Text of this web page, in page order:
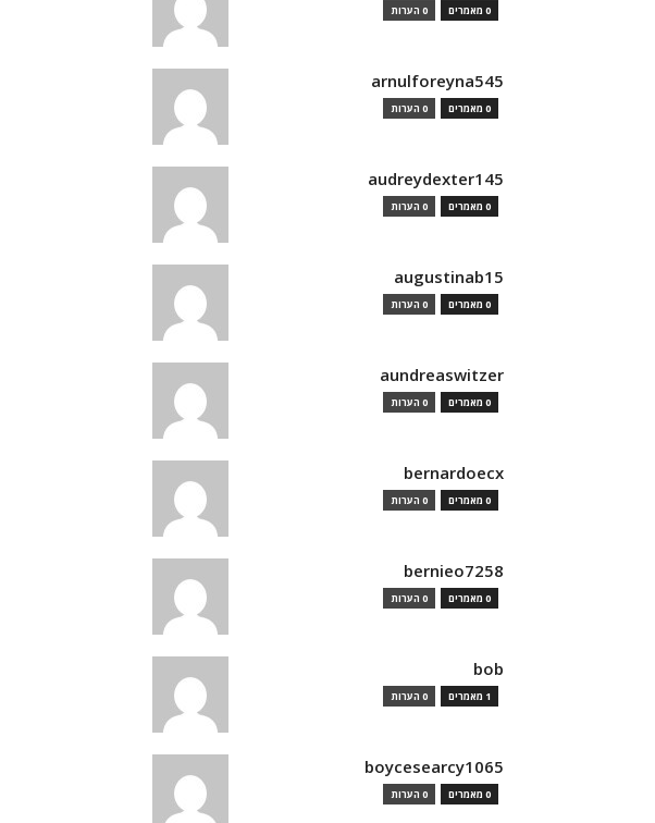
0 מאמרים 0 הערות
arnulforeyna545
0 מאמרים 0 הערות
audreydexter145
0 מאמרים 0 הערות
augustinab15
0 מאמרים 0 הערות
aundreaswitzer
0 מאמרים 0 הערות
bernardoecx
0 מאמרים 0 הערות
bernieo7258
0 מאמרים 0 הערות
bob
1 מאמרים 0 הערות
boycesearcy1065
0 מאמרים 0 הערות